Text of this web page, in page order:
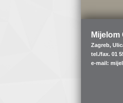
Mijelom
Zagreb,
tel./fax. 01
e-mail: